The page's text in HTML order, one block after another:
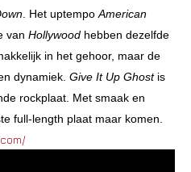
. Het uptempo American
van Hollywood hebben dezelfde
in het gehoor, maar de
dynamiek. Give It Up Ghostis
rockplaat. Met smaak en
full-length plaat maar komen.